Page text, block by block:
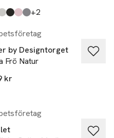
finns i färgerna:
, tan,
rosé,
roséguld,
tan, +2till
by Designtorget
Frö Natur
kr